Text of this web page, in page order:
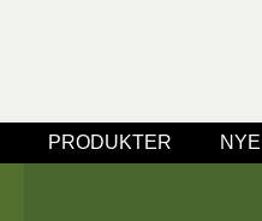
PRODUKTER